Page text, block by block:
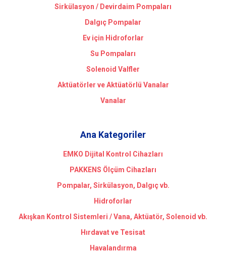
Sirkülasyon / Devirdaim Pompaları
Dalgıç Pompalar
Ev için Hidroforlar
Su Pompaları
Solenoid Valfler
Aktüatörler ve Aktüatörlü Vanalar
Vanalar
Ana Kategoriler
EMKO Dijital Kontrol Cihazları
PAKKENS Ölçüm Cihazları
Pompalar, Sirkülasyon, Dalgıç vb.
Hidroforlar
Akışkan Kontrol Sistemleri / Vana, Aktüatör, Solenoid vb.
Hırdavat ve Tesisat
Havalandırma